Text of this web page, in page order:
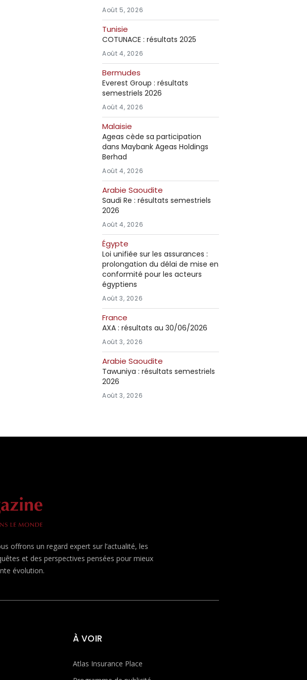
Août 5, 2026
Tunisie
COTUNACE : résultats 2025
Août 4, 2026
Bermudes
Everest Group : résultats
semestriels 2026
Août 4, 2026
Malaisie
Ageas cède sa participation
dans Maybank Ageas Holdings
Berhad
Août 4, 2026
Arabie Saoudite
Saudi Re : résultats semestriels
2026
Août 4, 2026
Égypte
Loi unifiée sur les assurances :
prolongation du délai de mise en
conformité pour les acteurs
égyptiens
Août 3, 2026
France
AXA : résultats au 30/06/2026
Août 3, 2026
Arabie Saoudite
Tawuniya : résultats semestriels
2026
Août 3, 2026
offrons un regard expert sur l’actualité, les
et des perspectives pensées pour mieux
évolution.
À VOIR
Atlas Insurance Place